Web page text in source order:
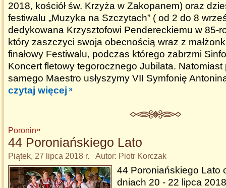
2018, kościół św. Krzyża w Zakopanem) oraz
festiwalu „Muzyka na Szczytach” ( od 2 do 8
dedykowana Krzysztofowi Pendereckiemu w 85-
który zaszczyci swoja obecnością wraz z
finałowy Festiwalu, podczas którego zabrzmi
Koncert fletowy tegorocznego Jubilata. Natomiast
samego Maestro usłyszymy VII Symfonię
czytaj więcej
Poronin
44 Poroniańskiego Lato
Piątek, 27 lipca 2018 r. Autor: Piotr Korczak
44 Poroniańskiego Lato
dniach 20 - 22 lipca